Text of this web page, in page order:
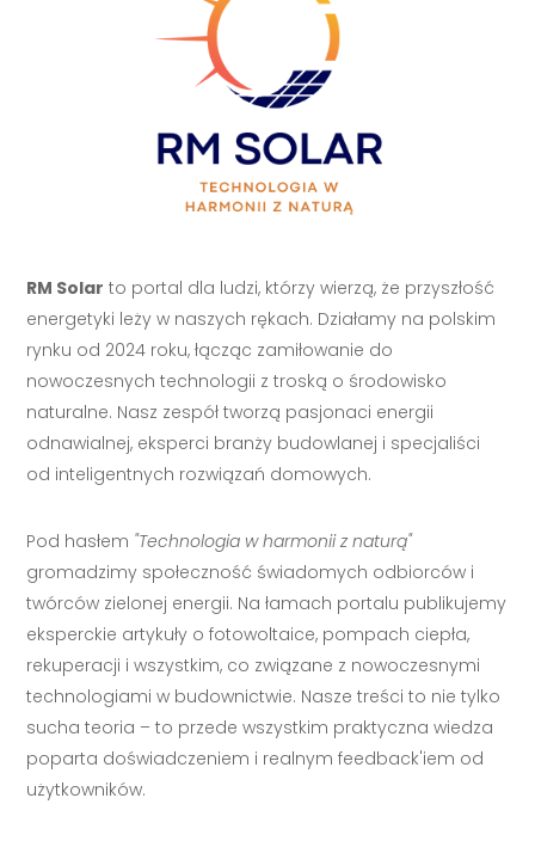
RM Solar to portal dla ludzi, którzy wierzą, że przyszłość
energetyki leży w naszych rękach. Działamy na polskim
rynku od 2024 roku, łącząc zamiłowanie do
nowoczesnych technologii z troską o środowisko
naturalne. Nasz zespół tworzą pasjonaci energii
odnawialnej, eksperci branży budowlanej i specjaliści
od inteligentnych rozwiązań domowych.
Pod hasłem "Technologia w harmonii z naturą"
gromadzimy społeczność świadomych odbiorców i
twórców zielonej energii. Na łamach portalu publikujemy
eksperckie artykuły o fotowoltaice, pompach ciepła,
rekuperacji i wszystkim, co związane z nowoczesnymi
technologiami w budownictwie. Nasze treści to nie tylko
sucha teoria – to przede wszystkim praktyczna wiedza
poparta doświadczeniem i realnym feedback'iem od
użytkowników.